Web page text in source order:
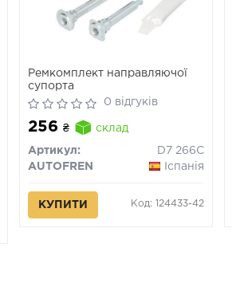
Ремкомплект направляючої
супорта
0 відгуків
256 ₴ склад
Артикул:
D7 266C
AUTOFREN
Іспанія
КУПИТИ Код: 124433-42